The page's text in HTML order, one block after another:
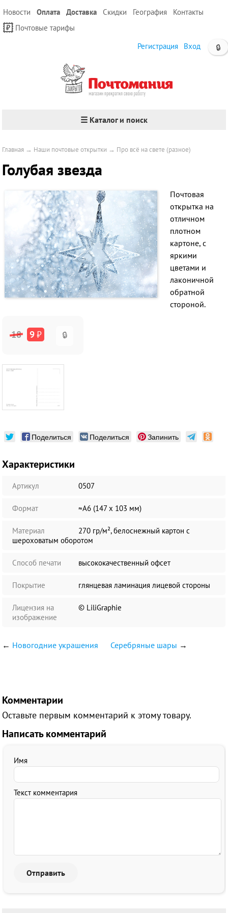
Новости Оплата Доставка Скидки География
Контакты
Почтовые тарифы
🔒
Регистрация Вход
☰ Каталог и поиск
Главная → Наши почтовые открытки → Про всё на свете (разное)
Голубая звезда
Почтовая
открытка на
отличном
плотном
картоне, с
яркими
цветами и
лаконичной
обратной
стороной.
18 9₽ 🔒
Поделиться Поделиться Запинить
Характеристики
Артикул 0507
Формат ≈А6 (147 х 103 мм)
Материал
270 гр/м², белоснежный картон с
шероховатым оборотом
Способ печати высококачественный офсет
Покрытие глянцевая ламинация лицевой стороны
Лицензия на
изображение
© LiliGraphie
← Новогодние украшения Серебряные шары →
Комментарии
Оставьте первым комментарий к этому товару.
Написать комментарий
Имя
Текст комментария